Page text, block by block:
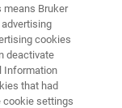
means Bruker
cookies
deactivate
Information
that had
cookie settings